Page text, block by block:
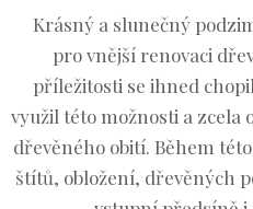
Krásný a slunečný
pro vnější renovaci
příležitosti se ihned
využil této možnosti a zcela
dřevěného obití. Během
štítů, obložení, dřevěných